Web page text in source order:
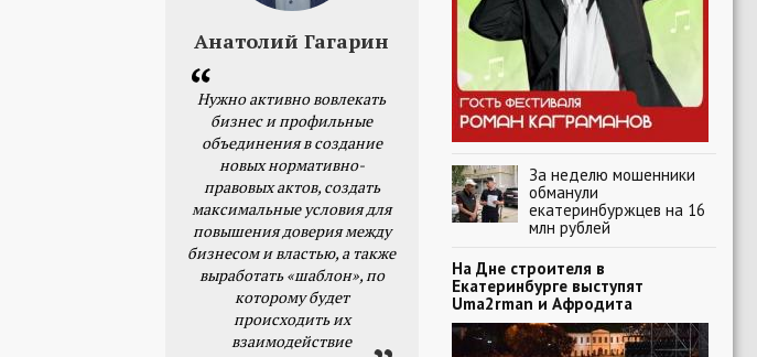
Анатолий Гагарин
Нужно активно вовлекать
бизнес и профильные
объединения в создание
новых нормативно-
правовых актов, создать
максимальные условия для
повышения доверия между
бизнесом и властью, а также
выработать «шаблон», по
которому будет
происходить их
взаимодействие
За неделю мошенники
обманули
екатеринбуржцев на 16
млн рублей
На Дне строителя в
Екатеринбурге выступят
Uma2rman и Афродита